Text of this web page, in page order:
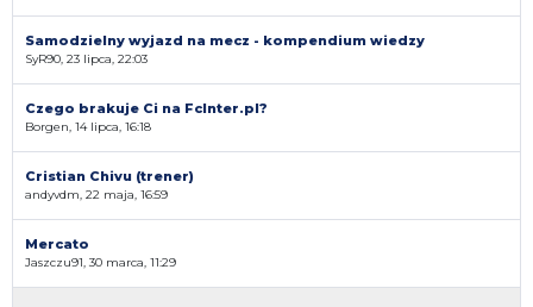
Samodzielny wyjazd na mecz - kompendium wiedzy
SyR90, 23 lipca, 22:03
Czego brakuje Ci na FcInter.pl?
Borgen, 14 lipca, 16:18
Cristian Chivu (trener)
andyvdm, 22 maja, 16:59
Mercato
Jaszczu91, 30 marca, 11:29